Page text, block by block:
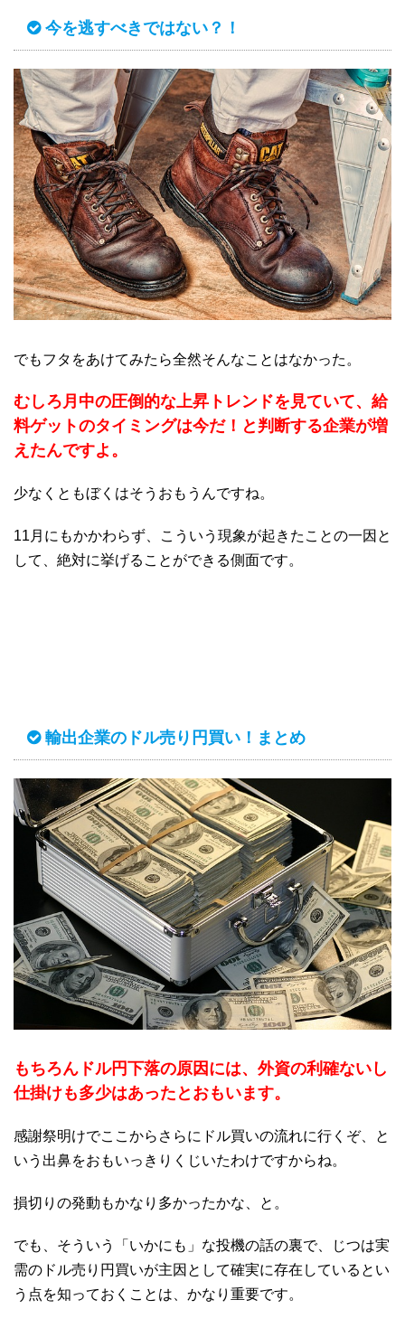
今を逃すべきではない？！
でもフタをあけてみたら全然そんなことはなかった。
むしろ月中の圧倒的な上昇トレンドを見ていて、給
料ゲットのタイミングは今だ！と判断する企業が増
えたんですよ。
少なくともぼくはそうおもうんですね。
11月にもかかわらず、こういう現象が起きたことの一因と
して、絶対に挙げることができる側面です。
輸出企業のドル売り円買い！まとめ
もちろんドル円下落の原因には、外資の利確ないし
仕掛けも多少はあったとおもいます。
感謝祭明けでここからさらにドル買いの流れに行くぞ、と
いう出鼻をおもいっきりくじいたわけですからね。
損切りの発動もかなり多かったかな、と。
でも、そういう「いかにも」な投機の話の裏で、じつは実
需のドル売り円買いが主因として確実に存在しているとい
う点を知っておくことは、かなり重要です。